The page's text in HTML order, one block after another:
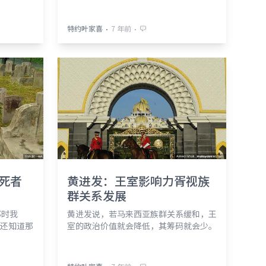
特约叶家喜 ⋅ 7 年前 ⋅
者
我
知道那
黄进发：王室影响力胥视族
群关系发展
黄进发说，若马来西亚族群关系缓和，王
室的政治价值就会降低，其筹码就会少。